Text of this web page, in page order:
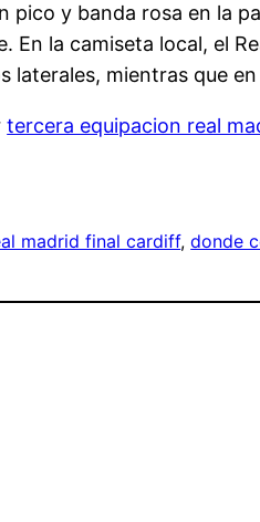
y banda rosa en la
la camiseta local, el
mientras que
tercera equipacion real
madrid final cardiff, donde